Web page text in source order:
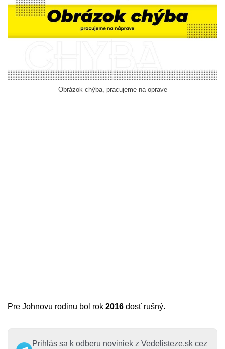
Obrázok chýba, pracujeme na oprave
Pre Johnovu rodinu bol rok 2016 dosť rušný.
Prihlás sa k odberu noviniek z Vedelisteze.sk cez